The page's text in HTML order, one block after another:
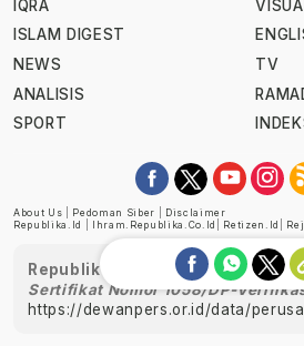
IQRA
ISLAM DIGEST
NEWS
ANALISIS
SPORT
TV
About Us Pedoman Siber
Disclaimer
Republika.id
Ihram.republika.co.id Retizen.id
Republika telah diverifikasi oleh
Sertifikat Nomor 1058/DP-
https://dewanpers.or.id/data/